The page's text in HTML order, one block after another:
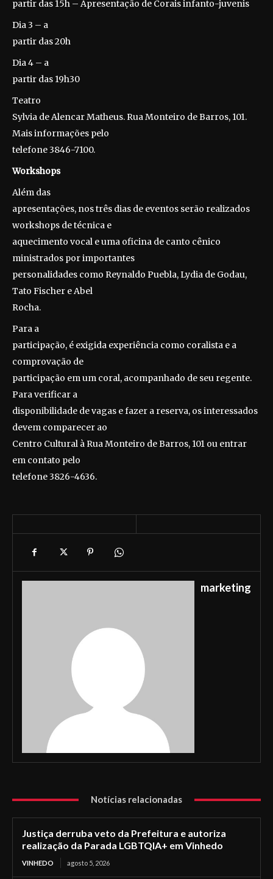
partir das 15h – Apresentação de Corais infanto-juvenis
Dia 3 – a
partir das 20h
Dia 4 – a
partir das 19h30
Teatro
Sylvia de Alencar Matheus. Rua Monteiro de Barros, 101.
Mais informações pelo
telefone 3846-7100.
Workshops
Além das
apresentações, nos três dias de eventos serão realizados
workshops de técnica e
aquecimento vocal e uma oficina de canto cênico
ministrados por importantes
personalidades como Reynaldo Puebla, Lydia de Godau,
Tato Fischer e Abel
Rocha.
Para a
participação, é exigida experiência como coralista e a
comprovação de
participação em um coral, acompanhado de seu regente.
Para verificar a
disponibilidade de vagas e fazer a reserva, os interessados
devem comparecer ao
Centro Cultural à Rua Monteiro de Barros, 101 ou entrar
em contato pelo
telefone 3826-4636.
marketing
Notícias relacionadas
Justiça derruba veto da Prefeitura e autoriza
realização da Parada LGBTQIA+ em Vinhedo
VINHEDO agosto 5, 2026